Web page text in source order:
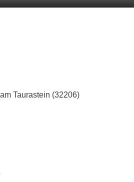
Taurastein (32206)